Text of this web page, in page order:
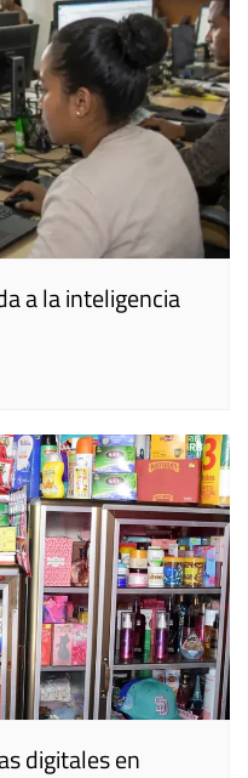
a la inteligencia
digitales en